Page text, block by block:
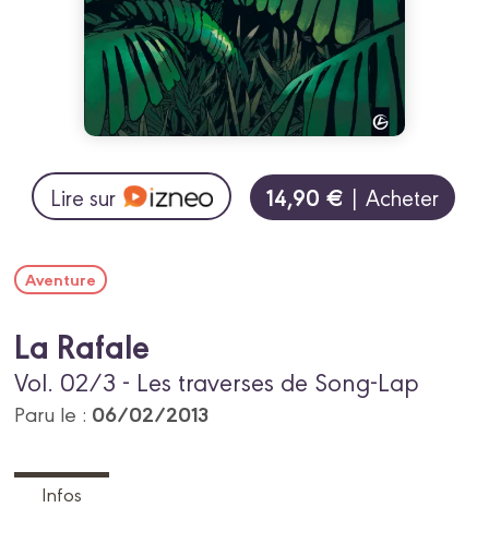
Lire sur 14,90 € | Acheter
Aventure
La Rafale
Vol. 02/3 - Les traverses de Song-Lap
Paru le : 06/02/2013
Infos